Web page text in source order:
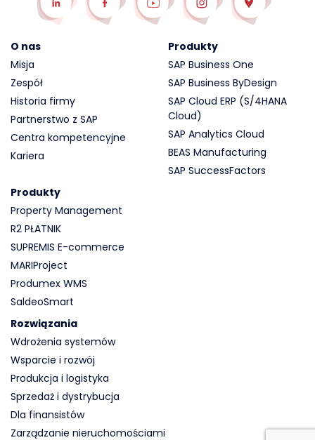
O nas
Misja
Zespół
Historia firmy
Partnerstwo z SAP
Centra kompetencyjne
Kariera
Produkty
SAP Business One
SAP Business ByDesign
SAP Cloud ERP (S/4HANA
Cloud)
SAP Analytics Cloud
BEAS Manufacturing
SAP SuccessFactors
Produkty
Property Management
R2 PŁATNIK
SUPREMIS E-commerce
MARIProject
Produmex WMS
SaldeoSmart
Rozwiązania
Wdrożenia systemów
Wsparcie i rozwój
Produkcja i logistyka
Sprzedaż i dystrybucja
Dla finansistów
Zarządzanie nieruchomościami